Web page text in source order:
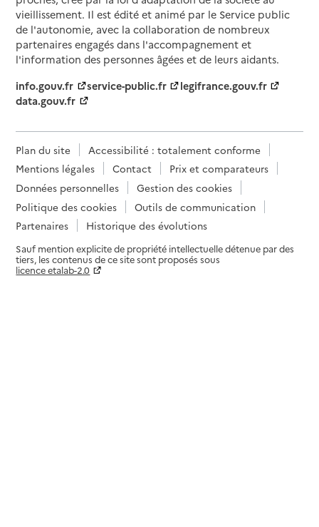
vieillissement. Il est édité et animé par le Service public
de l'autonomie, avec la collaboration de nombreux
partenaires engagés dans l'accompagnement et
l'information des personnes âgées et de leurs aidants.
info.gouv.fr
service-public.fr
legifrance.gouv.fr
data.gouv.fr
Plan du site
Accessibilité : totalement conforme
Mentions légales
Contact
Prix et comparateurs
Données personnelles
Gestion des cookies
Politique des cookies
Outils de communication
Partenaires
Historique des évolutions
Sauf mention explicite de propriété intellectuelle détenue par des
tiers, les contenus de ce site sont proposés sous
licence etalab-2.0